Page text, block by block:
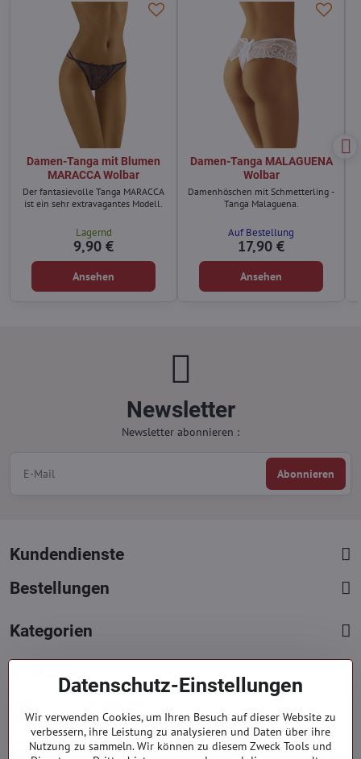
Damen-Tanga mit Blumen
MARACCA Wolbar
Der fantasievolle Tanga MARACCA
ist ein sehr extravagantes Modell.
Lagernd
9,90 €
Ansehen
Damen-Tanga MALAGUENA
Wolbar
Damenhöschen mit Schmetterling -
Tanga Malaguena.
Auf Bestellung
17,90 €
Ansehen
Newsletter
Newsletter abonnieren :
Abonnieren
Kundendienste
Bestellungen
Kategorien
Kontakte
Mont. - Freit. : 09:00 - 15:00 hod.
info​@everlady​.eu
Datenschutz-Einstellungen
Wir verwenden Cookies, um Ihren Besuch auf dieser Website zu
verbessern, ihre Leistung zu analysieren und Daten über ihre
Nutzung zu sammeln. Wir können zu diesem Zweck Tools und